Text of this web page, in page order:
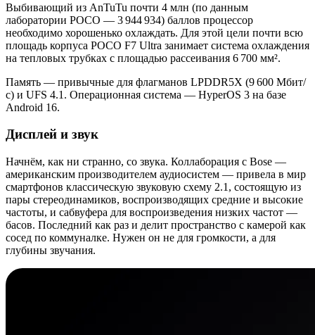
Выбивающий из AnTuTu почти 4 млн (по данным
лаборатории POCO — 3 944 934) баллов процессор
необходимо хорошенько охлаждать. Для этой цели почти всю
площадь корпуса POCO F7 Ultra занимает система охлаждения
на тепловых трубках с площадью рассеивания 6 700 мм².
Память — привычные для флагманов LPDDR5X (9 600 Мбит/
с) и UFS 4.1. Операционная система — HyperOS 3 на базе
Android 16.
Дисплей и звук
Начнём, как ни странно, со звука. Коллаборация с Bose —
американским производителем аудиосистем — привела в мир
смартфонов классическую звуковую схему 2.1, состоящую из
пары стереодинамиков, воспроизводящих средние и высокие
частоты, и сабвуфера для воспроизведения низких частот —
басов. Последний как раз и делит пространство с камерой как
сосед по коммуналке. Нужен он не для громкости, а для
глубины звучания.